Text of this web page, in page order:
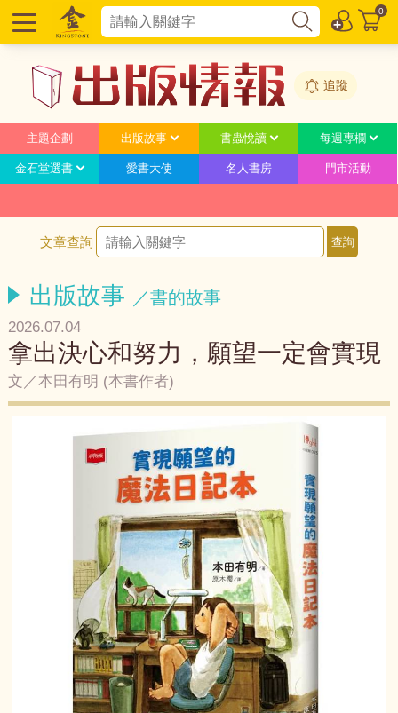
0
追蹤
主題企劃 出版故事 書蟲悅讀 每週專欄
金石堂選書 愛書大使 名人書房 門市活動
文章查詢
出版故事 ／書的故事
2026.07.04
拿出決心和努力，願望一定會實現
文／本田有明 (本書作者)